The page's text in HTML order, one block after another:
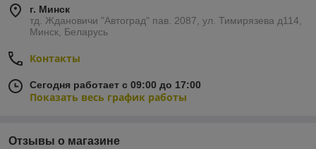
г. Минск
тд. Ждановичи "Автоград" пав. 2087, ул. Тимирязева д114,
Минск, Беларусь
Контакты
Сегодня работает с 09:00 до 17:00
Показать весь график работы
Отзывы о магазине